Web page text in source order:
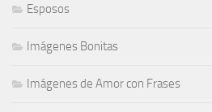
Esposos
Imágenes Bonitas
Imágenes de Amor con Frases